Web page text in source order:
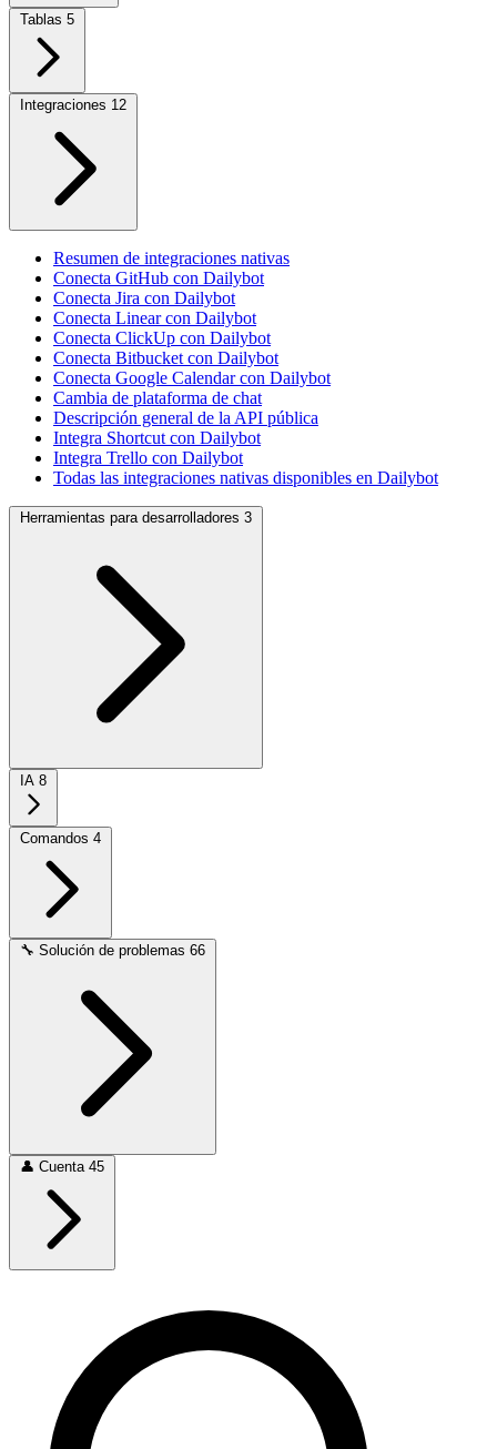
Tablas 5
Integraciones 12
Resumen de integraciones nativas
Conecta GitHub con Dailybot
Conecta Jira con Dailybot
Conecta Linear con Dailybot
Conecta ClickUp con Dailybot
Conecta Bitbucket con Dailybot
Conecta Google Calendar con Dailybot
Cambia de plataforma de chat
Descripción general de la API pública
Integra Shortcut con Dailybot
Integra Trello con Dailybot
Todas las integraciones nativas disponibles en Dailybot
Herramientas para desarrolladores 3
IA 8
Comandos 4
🔧 Solución de problemas 66
👤 Cuenta 45